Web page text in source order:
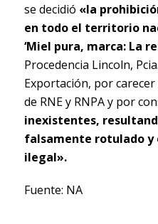
se decidió «la
en todo el territorio
‘Miel pura, marca: La
Procedencia Lincoln,
Exportación, por
de RNE y RNPA y por
inexistentes,
falsamente rotulado y
ilegal».
Fuente: NA